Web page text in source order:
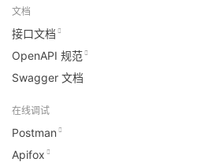
文档
接口文档
OpenAPI 规范
Swagger 文档
在线调试
Postman
Apifox